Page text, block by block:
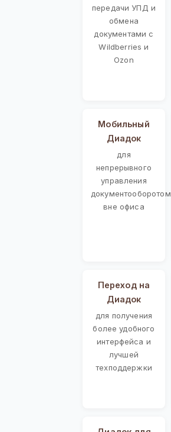
передачи УПД и
обмена
документами с
Wildberries и
Ozon
Мобильный
Диадок
для
непрерывного
управления
документооборотом
вне офиса
Переход на
Диадок
для получения
более удобного
интерфейса и
лучшей
техподдержки